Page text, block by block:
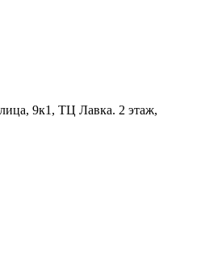
9к1, ТЦ Лавка. 2 этаж,